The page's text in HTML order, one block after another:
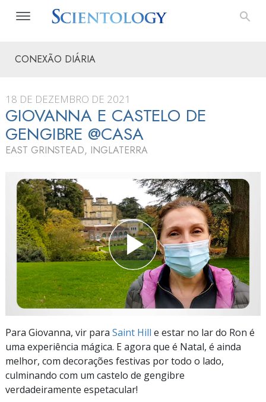
CONEXÃO DIÁRIA
18 DE DEZEMBRO DE 2021
GIOVANNA E CASTELO DE
GENGIBRE @CASA
EAST GRINSTEAD, INGLATERRA
Para Giovanna, vir para Saint Hill e estar no lar do Ron é
uma experiência mágica. E agora que é Natal, é ainda
melhor, com decorações festivas por todo o lado,
culminando com um castelo de gengibre
verdadeiramente espetacular!